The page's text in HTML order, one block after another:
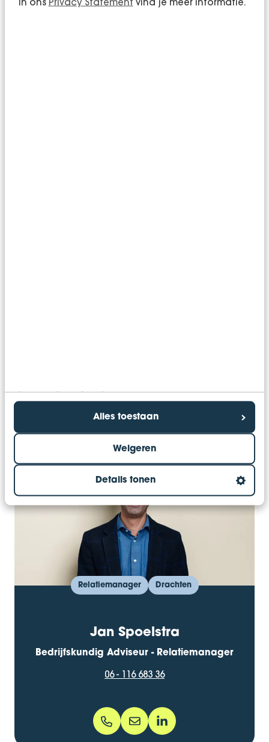
Alles toestaan
Weigeren
Details tonen
geeft inzicht om
Jan helpt je graag
Relatiemanager Drachten
Jan Spoelstra
Bedrijfskundig Adviseur - Relatiemanager
06 - 116 683 36
06 - 116 683 36
jan.spoelstra@bentacera.nl
jspoelstra